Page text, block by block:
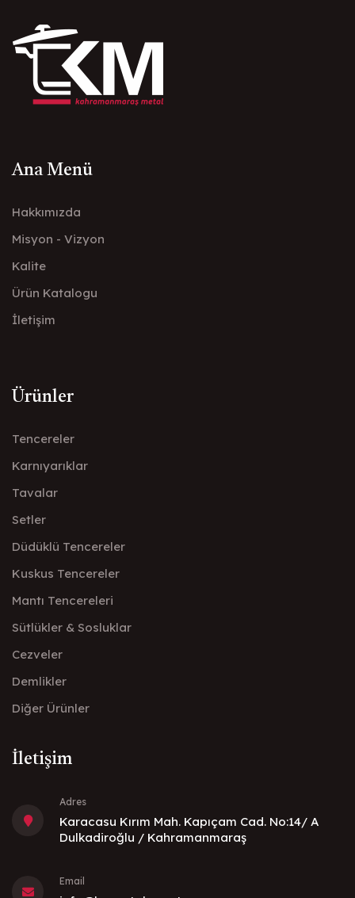
Ana Menü
Hakkımızda
Misyon - Vizyon
Kalite
Ürün Katalogu
İletişim
Ürünler
Tencereler
Karnıyarıklar
Tavalar
Setler
Düdüklü Tencereler
Kuskus Tencereler
Mantı Tencereleri
Sütlükler & Sosluklar
Cezveler
Demlikler
Diğer Ürünler
İletişim
Adres
Karacasu Kırım Mah. Kapıçam Cad. No:14/ A
Dulkadiroğlu / Kahramanmaraş
Email